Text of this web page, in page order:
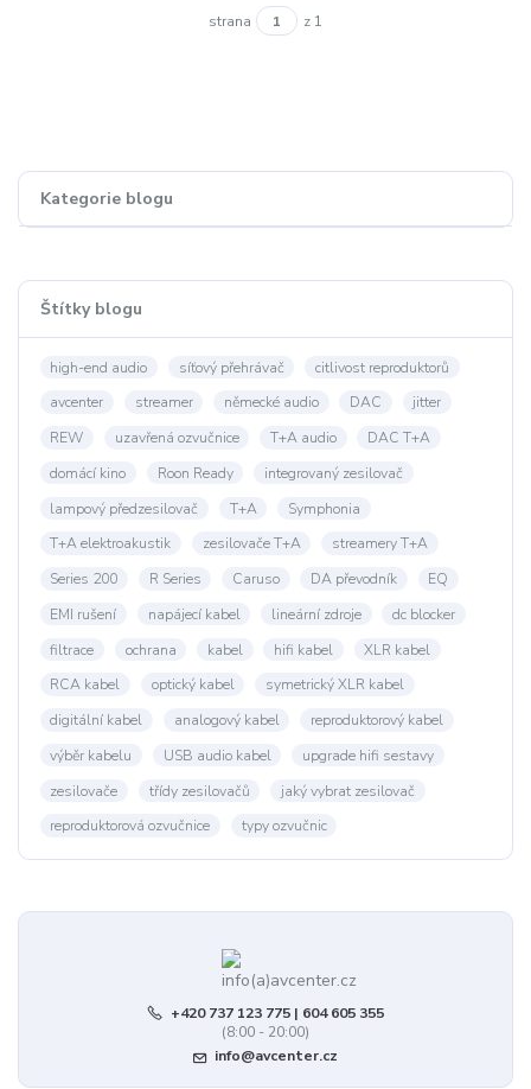
Kategorie blogu
Štítky blogu
high-end audio síťový přehrávač
citlivost reproduktorů
avcenter
streamer německé audio DAC
jitter
REW
uzavřená ozvučnice T+A audio
DAC T+A
domácí kino
Roon Ready
integrovaný zesilovač
lampový předzesilovač
T+A
Symphonia
T+A elektroakustik
zesilovače T+A
streamery T+A
Series 200
R Series Caruso DA převodník
EQ
EMI rušení
napájecí kabel lineární zdroje
dc blocker
filtrace
ochrana kabel hifi kabel
XLR kabel
RCA kabel
optický kabel
symetrický XLR kabel
digitální kabel
analogový kabel
reproduktorový kabel
výběr kabelu
USB audio kabel
upgrade hifi sestavy
zesilovače
třídy zesilovačů
jaký vybrat zesilovač
reproduktorová ozvučnice
typy ozvučnic
+420 737 123 775 | 604 605 355
(8:00 - 20:00)
info@avcenter.cz
strana z 1